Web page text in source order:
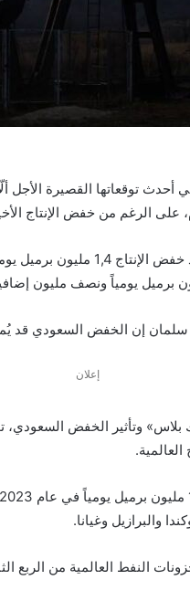
الرغم من خفض الإنتاج
برميل يومياً ونصف مليون
سلمان إن الخفض السعودي قد
إعلان
وتأثير الخفض السعودي،
والبرازيل وغيانا.